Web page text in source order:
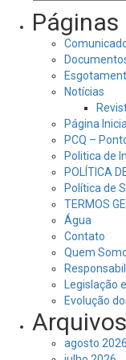
por:
Páginas
Notícias
Página Inicial
PCQ –
Politica de
POLÍTICA
Política de
TERMOS
Água
Contato
Quem
Legislação
Evolução
Arquivos
agosto 2026